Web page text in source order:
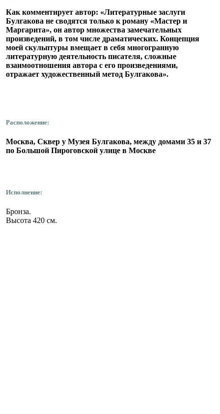
Как комментирует автор: «Литературные заслуги
Булгакова не сводятся только к роману «Мастер и
Маргарита», он автор множества замечательных
произведений, в том числе драматических. Концепция
моей скульптуры вмещает в себя многогранную
литературную деятельность писателя, сложные
взаимоотношения автора с его произведениями,
отражает художественный метод Булгакова».
Расположение:
Москва, Сквер у Музея Булгакова, между домами 35 и 37
по Большой Пироговской улице в Москве
Исполнение:
Бронза.
Высота 420 см.